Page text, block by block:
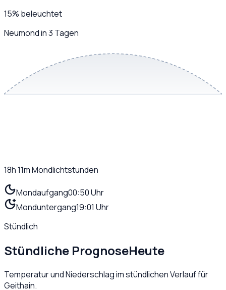
15% beleuchtet
Neumond in 3 Tagen
18h 11mMondlichtstunden
Mondaufgang00:50 Uhr
Monduntergang19:01 Uhr
Stündlich
Stündliche PrognoseHeute
Temperatur und Niederschlag im stündlichen Verlauf für
Geithain.